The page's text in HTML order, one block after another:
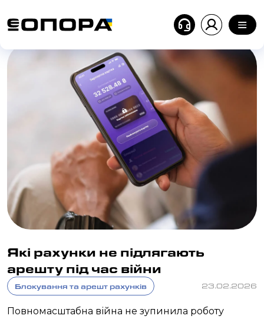
Головна| Блог | Які рахунки не підлягають арешту
Які рахунки не підлягають
арешту під час війни
Блокування та арешт рахунків 23.02.2026
Повномасштабна війна не зупинила роботу